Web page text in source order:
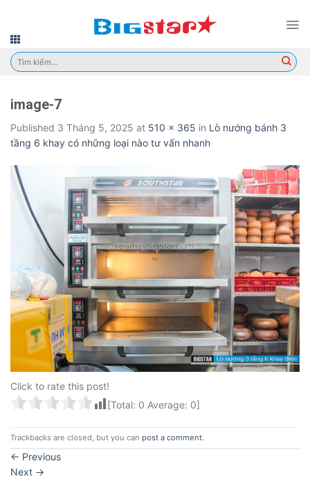
content
Tìm
kiếm:
image-7
Published 3 Tháng 5, 2025 at 510 × 365 in Lò nướng bánh 3
tầng 6 khay có những loại nào tư vấn nhanh
Click to rate this post!
[Total: 0 Average: 0]
Trackbacks are closed, but you can post a comment.
← Previous
Next →